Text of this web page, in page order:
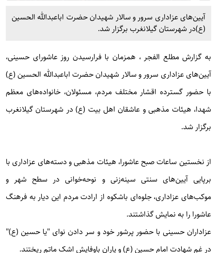
آیین‌های عزاداری سرور و سالار شهیدان حضرت اباعبدالله الحسین
(ع)در شهرستان گیلانغرب برگزار شد.
به گزارشمطلع الفجر ، همزمان با فرارسیدن روز عاشورای حسینی،
آیین‌های عزاداری سرور و سالار شهیدان حضرت اباعبدالله الحسین (ع)
با حضور گسترده اقشار مختلف مردم، مسئولان، خانواده‌های معظم
شهدا، هیئات مذهبی و عاشقان اهل بیت (ع) در شهرستان گیلانغرب
برگزار شد.
از نخستین ساعات صبح عاشورا، هیئات مذهبی و دسته‌های عزاداری با
برپایی آیین‌های سنتی سینه‌زنی و نوحه‌خوانی در سطح شهر و
موکب‌های عزاداری، جلوه‌ای باشکوه از ارادت مردم این دیار به فرهنگ
عاشورا را به نمایش گذاشتند.
عزاداران حسینی با حضور پرشور خود و سر دادن نوای "یا حسین (ع)"
در غم شهادت امام حسین (ع) و یاران باوفایش اشک ماتم ریختند.